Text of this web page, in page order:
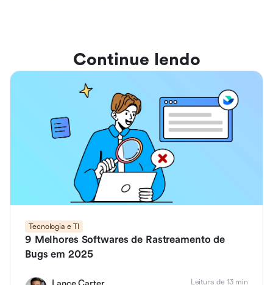
Continue lendo
Tecnologia e TI
9 Melhores Softwares de Rastreamento de
Bugs em 2025
Leitura de 13 min